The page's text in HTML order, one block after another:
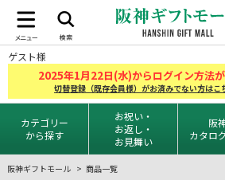
ゲスト様
2025年1月22日(水)からログイン方法
切替登録（既存会員様）がお済みでない方はこ
カテゴリー
から探す
お祝い・
お返し・
お見舞い
阪
カタロ
阪神ギフトモール 商品一覧